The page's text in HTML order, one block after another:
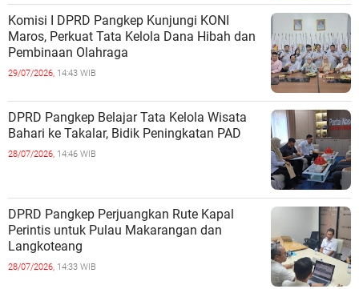
Komisi I DPRD Pangkep Kunjungi KONI
Maros, Perkuat Tata Kelola Dana Hibah dan
Pembinaan Olahraga
29/07/2026, 14:43 WIB
DPRD Pangkep Belajar Tata Kelola Wisata
Bahari ke Takalar, Bidik Peningkatan PAD
28/07/2026, 14:46 WIB
DPRD Pangkep Perjuangkan Rute Kapal
Perintis untuk Pulau Makarangan dan
Langkoteang
28/07/2026, 14:33 WIB